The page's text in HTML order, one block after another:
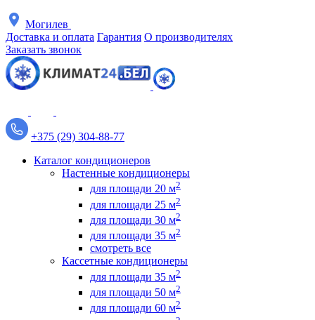
Могилев
Доставка и оплата Гарантия О производителях
Заказать звонок
+375 (29) 304-88-77
Каталог кондиционеров
Настенные кондиционеры
для площади 20 м2
для площади 25 м2
для площади 30 м2
для площади 35 м2
смотреть все
Кассетные кондиционеры
для площади 35 м2
для площади 50 м2
для площади 60 м2